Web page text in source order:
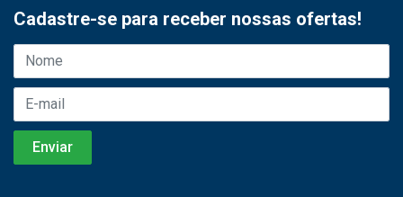
Cadastre-se para receber nossas ofertas!